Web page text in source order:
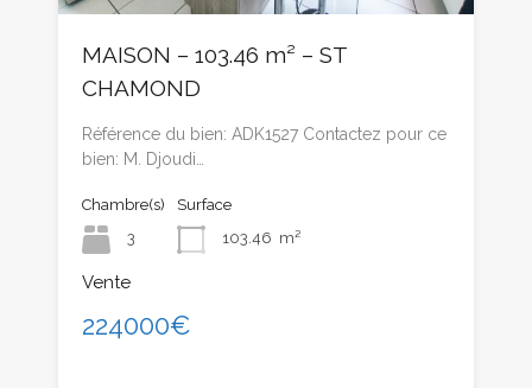
MAISON – 103.46 m² – ST
CHAMOND
Référence du bien: ADK1527 Contactez pour ce
bien: M. Djoudi…
Chambre(s)
3
Surface
103.46 m²
Vente
224000€